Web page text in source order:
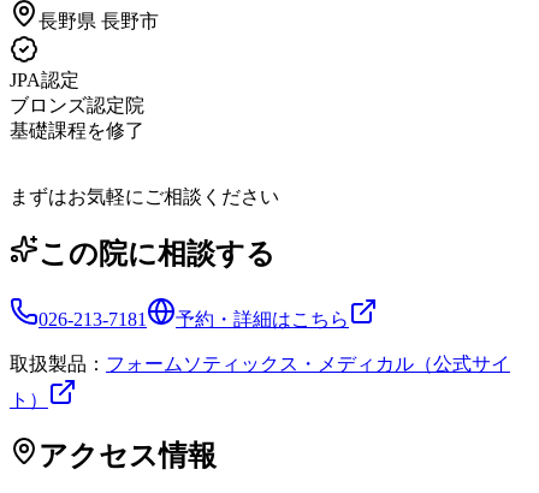
長野県 長野市
JPA認定
ブロンズ認定院
基礎課程を修了
まずはお気軽にご相談ください
この院に相談する
026-213-7181 予約・詳細はこちら
取扱製品： フォームソティックス・メディカル（公式サイ
ト）
アクセス情報